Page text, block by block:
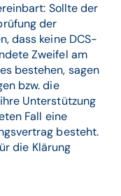
Sollte der
der
dass keine DCS-
Zweifel am
bestehen, sagen
bzw. die
Unterstützung
Fall eine
besteht.
die Klärung